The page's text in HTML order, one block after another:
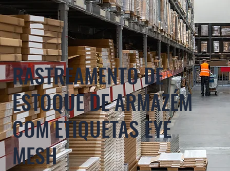
RASTREAMENTO DE
ESTOQUE DE ARMAZÉM
COM ETIQUETAS EYE
MESH